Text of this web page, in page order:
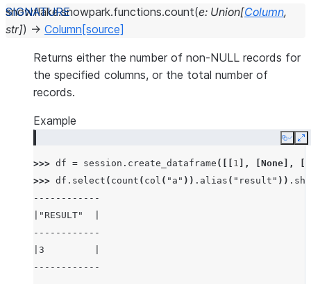
snowflake.snowpark.functions.count(e: Union[Column,
str]) → Column [source]
Returns either the number of non-NULL records for
the specified columns, or the total number of
records.
Example
Copy
>>> df = session . create_dataframe ([[ 1 ], None ],
>>> df . select ( count ( col ( "a" )) . alias ( "result" )) .
------------
|"RESULT"  |
------------
|3         |
------------